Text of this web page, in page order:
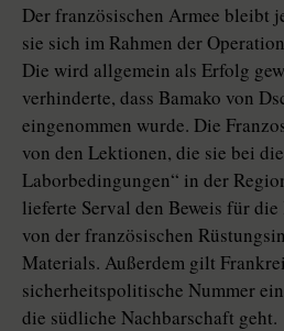
Der französischen Armee bleibt
sie sich im Rahmen der
Die wird allgemein als Erfolg
verhinderte, dass Bamako von
eingenommen wurde. Die
von den Lektionen, die sie bei
Laborbedingungen“ in der
lieferte Serval den Beweis für
von der französischen
Materials. Außerdem gilt
sicherheitspolitische Nummer
die südliche Nachbarschaft geht.